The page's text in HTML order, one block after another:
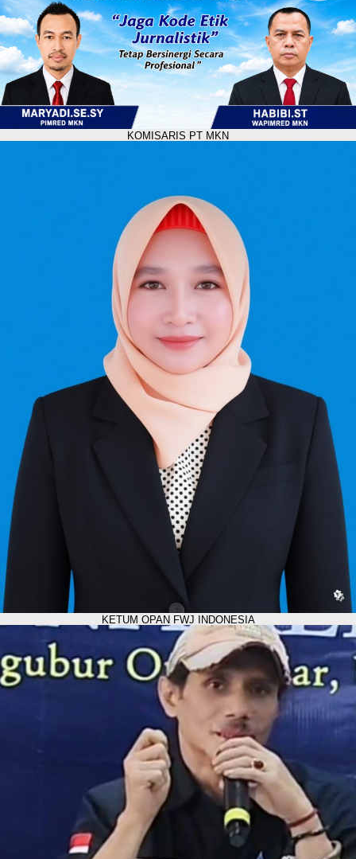
KOMISARIS PT MKN
KETUM OPAN FWJ INDONESIA